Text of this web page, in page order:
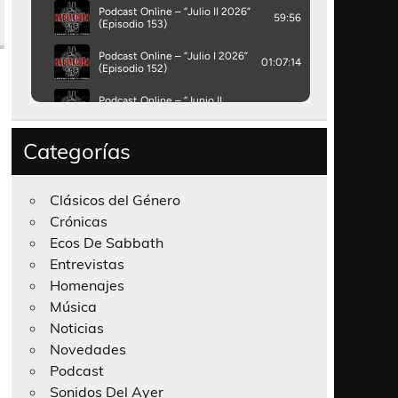
Categorías
Clásicos del Género
Crónicas
Ecos De Sabbath
Entrevistas
Homenajes
Música
Noticias
Novedades
Podcast
Sonidos Del Ayer